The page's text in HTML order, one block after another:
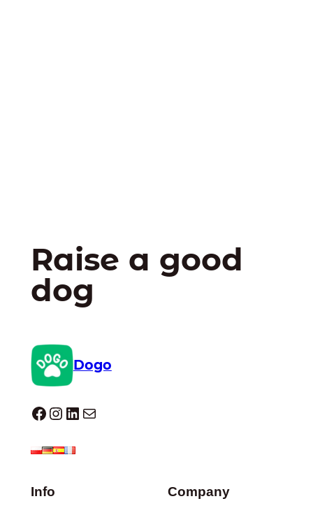
Raise a good
dog
Dogo
Dogo facebook InstagramLinkedIn E-mail
Info Company